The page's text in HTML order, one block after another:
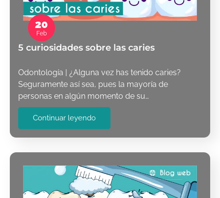
20
Feb
5 curiosidades sobre las caries
Odontología | ¿Alguna vez has tenido caries?
Seguramente así sea, pues la mayoría de
personas en algún momento de su…
Continuar leyendo